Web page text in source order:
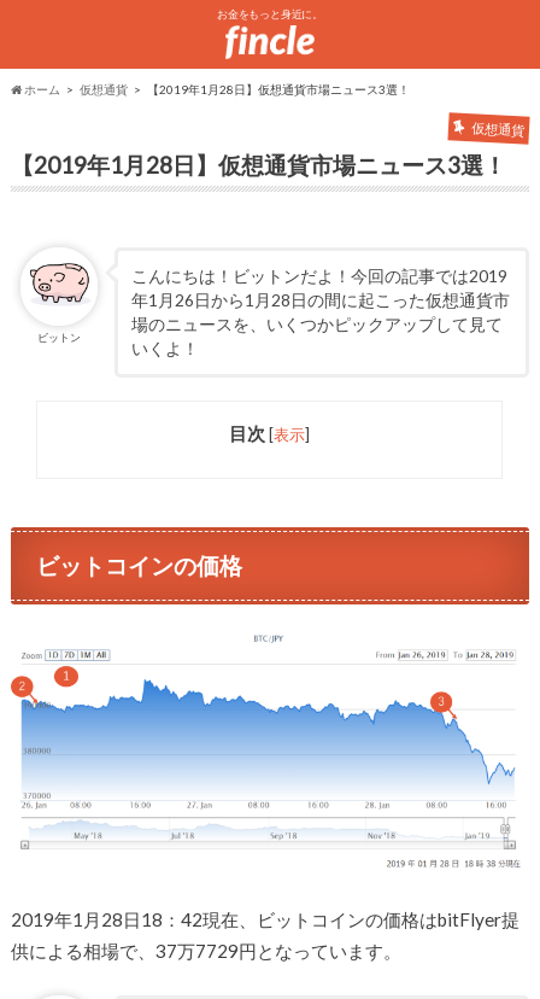
お金をもっと身近に。
ホーム 仮想通貨 【2019年1月28日】仮想通貨市場ニュース3選！
仮想通貨
【2019年1月28日】仮想通貨市場ニュース3選！
ビットン
こんにちは！ビットンだよ！今回の記事では2019
年1月26日から1月28日の間に起こった仮想通貨市
場のニュースを、いくつかピックアップして見て
いくよ！
目次 [表示]
ビットコインの価格
2019年1月28日18：42現在、ビットコインの価格はbitFlyer提
供による相場で、37万7729円となっています。